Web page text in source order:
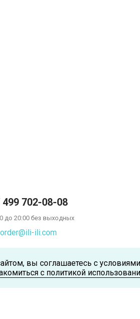
499 702-08-08
до 20:00 без выходных
order@ili-ili.com
вы соглашаетесь с
с политикой